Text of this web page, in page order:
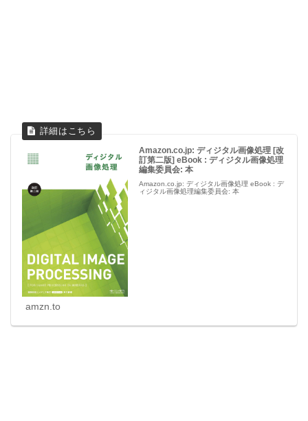
Amazon.co.jp: ディジタル画像処理 [改
訂第二版] eBook : ディジタル画像処理
編集委員会: 本
Amazon.co.jp: ディジタル画像処理 eBook : デ
ィジタル画像処理編集委員会: 本
amzn.to